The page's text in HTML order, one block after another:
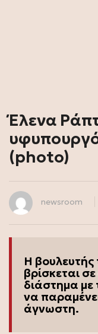
Έλενα
υφυπουργό
(photo)
newsroom
Η
βρίσκεται
διάστημα
να
άγνωστη.